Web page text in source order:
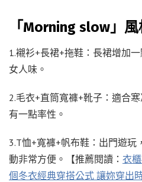
「Morning slow」
1.襯衫+長裙+拖鞋：長裙增加
女人味。
2.毛衣+直筒寬褲+靴子：適合
有一點率性。
3.T恤+寬褲+帆布鞋：出門遊
動非常方便。【推薦閱讀： 衣
個冬衣經典穿搭公式 讓妳穿出